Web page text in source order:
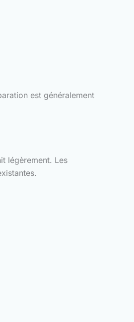
est généralement
légèrement. Les